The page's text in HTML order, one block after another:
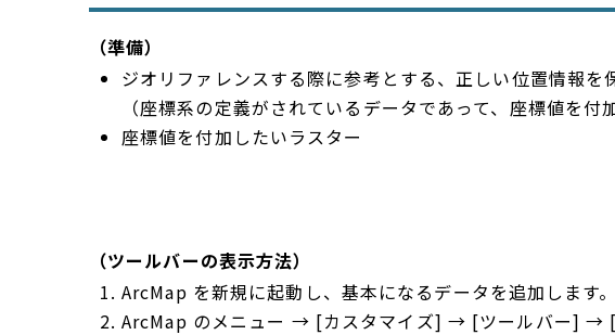
（準備）
ジオリファレンスする際に参考とする、正しい位置情報を
（座標系の定義がされているデータであって、座標値を
座標値を付加したいラスター
（ツールバーの表示方法）
ArcMap を新規に起動し、基本になるデータを追加します。
ArcMap のメニュー → [カスタマイズ] → [ツールバー] → [